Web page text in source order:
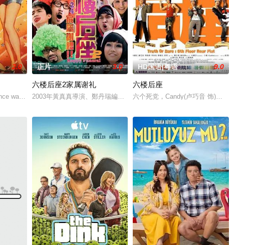
业典礼上发言
一名芭蕾舞演员。
的孩子闯入生活的故事，并且这个孩子还是自己的儿子。当上爸爸沈晓丁与之前的性格发
2.0
wants to start a campain against 'filthy'
正片 3.0
六楼后座2家属谢礼
2003年黃真真導演、鄭丹瑞編劇的喜劇《六樓后座》拍出香港新一代的愛情面
HD国语|粤语 9.0
六楼后座
六个死党，Candy(卢巧音 饰)、Karena(林嘉